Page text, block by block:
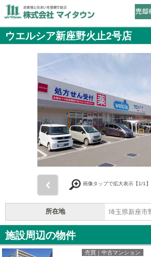
ウエルシア新座野火止2号店
画像タップで拡大表示【1/1】
所在地 埼玉県新座市
施設周辺の物件
売買｜中古マンション